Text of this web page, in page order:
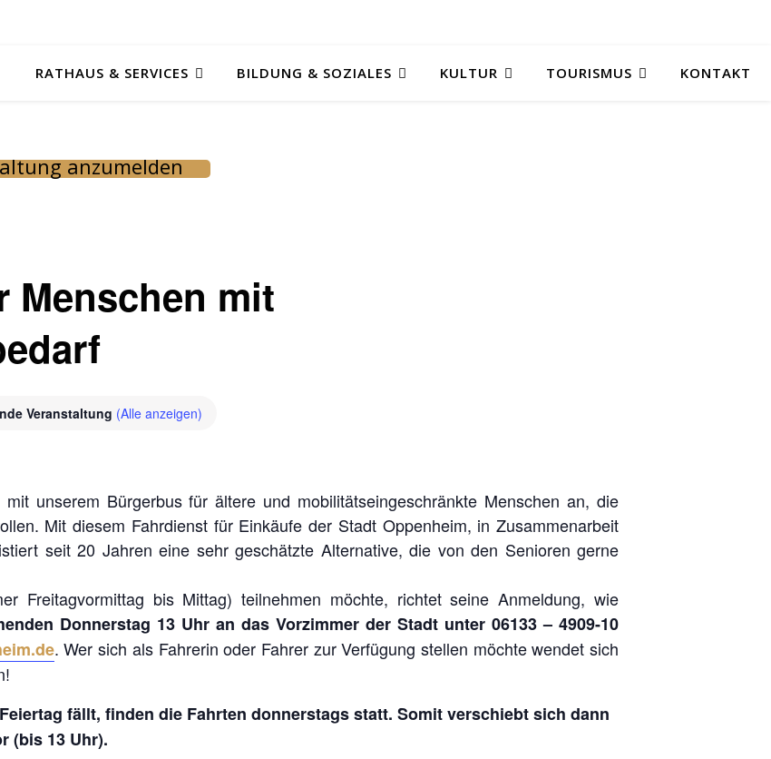
RATHAUS & SERVICES BILDUNG & SOZIALES KULTUR TOURISMUS KONTAKT
anzumelden
Menschen mit
Veranstaltung (Alle anzeigen)
unserem Bürgerbus für ältere und mobilitätseingeschränkte Menschen an, die
Mit diesem Fahrdienst für Einkäufe der Stadt Oppenheim, in Zusammenarbeit
seit 20 Jahren eine sehr geschätzte Alternative, die von den Senioren gerne
Freitagvormittag bis Mittag) teilnehmen möchte, richtet seine Anmeldung, wie
Donnerstag 13 Uhr an das Vorzimmer der Stadt unter 06133 – 4909-10
. Wer sich als Fahrerin oder Fahrer zur Verfügung stellen möchte wendet sich
fällt, finden die Fahrten donnerstags statt. Somit verschiebt sich dann
(bis 13 Uhr).